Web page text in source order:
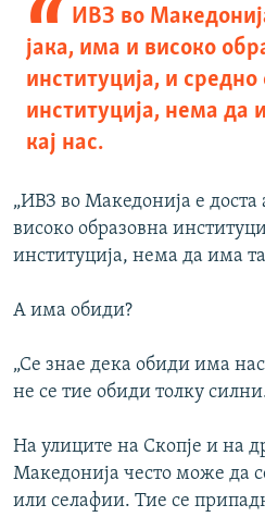
ИВЗ во
јака, има и високо
институција, и
институција, нема да
кај нас.
„ИВЗ во Македонија е
високо образовна
институција, нема да има
А има обиди?
„Се знае дека обиди има
не се тие обиди толку
На улиците на Скопје и на
Македонија често може да
или селафии. Тие се